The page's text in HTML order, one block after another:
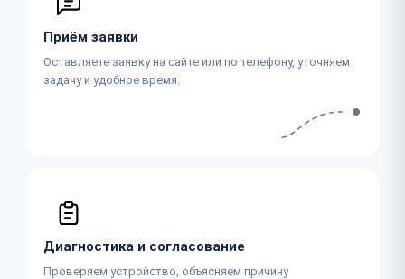
Приём заявки
Оставляете заявку на сайте или по телефону, уточняем
задачу и удобное время.
Диагностика и согласование
Проверяем устройство, объясняем причину